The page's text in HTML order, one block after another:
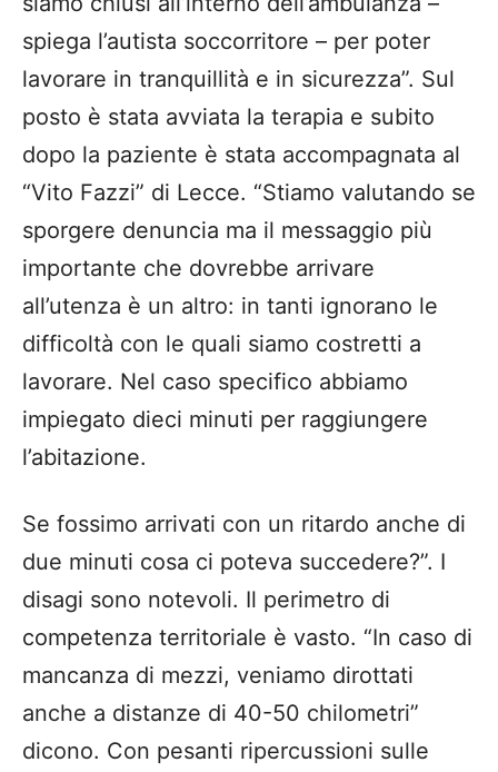
spiega l’autista soccorritore – per poter
lavorare in tranquillità e in sicurezza”. Sul
posto è stata avviata la terapia e subito
dopo la paziente è stata accompagnata al
“Vito Fazzi” di Lecce. “Stiamo valutando se
sporgere denuncia ma il messaggio più
importante che dovrebbe arrivare
all’utenza è un altro: in tanti ignorano le
difficoltà con le quali siamo costretti a
lavorare. Nel caso specifico abbiamo
impiegato dieci minuti per raggiungere
l’abitazione.
Se fossimo arrivati con un ritardo anche di
due minuti cosa ci poteva succedere?”. I
disagi sono notevoli. Il perimetro di
competenza territoriale è vasto. “In caso di
mancanza di mezzi, veniamo dirottati
anche a distanze di 40-50 chilometri”
dicono. Con pesanti ripercussioni sulle